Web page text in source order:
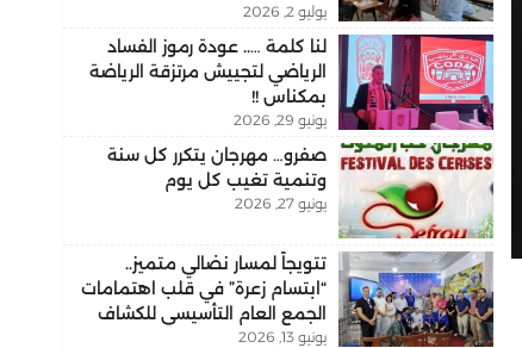
الممدرسين والأحرار دورة 2026
يوليو 2, 2026
لنا كلمة ….. عودة رموز الفساد
الرياضي لتجييش مرتزقة الرياضة
بمكناس !!
يونيو 29, 2026
صفرو… مهرجان يتكرر كل سنة
وتنمية تغيب كل يوم
يونيو 27, 2026
تتويجاً لمسار نضالي متميز..
“ابتسام زعرة” في قلب اهتمامات
الجمع العام التأسيسي للكشاف
التجمعي بمكناس
يونيو 13, 2026